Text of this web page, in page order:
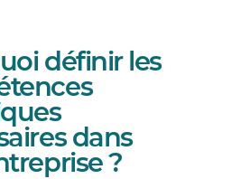
définir les
dans
?